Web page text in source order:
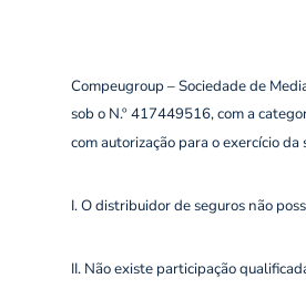
Compeugroup – Sociedade de
sob o N.º 417449516, com a
com autorização para o exercício
I. O distribuidor de seguros não
II. Não existe participação